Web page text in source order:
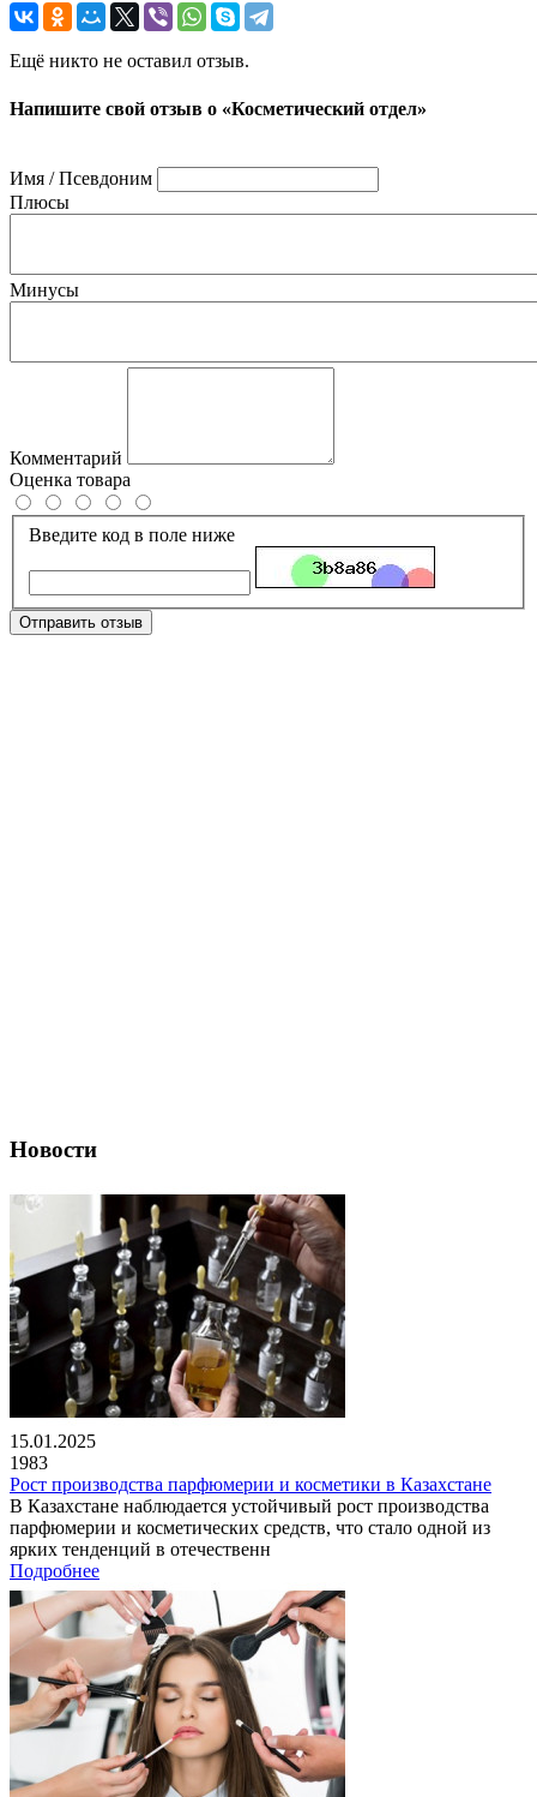
Ещё никто не оставил отзыв.
Напишите свой отзыв о «Косметический отдел»
Имя / Псевдоним
Плюсы
Минусы
Комментарий
Оценка товара
Введите код в поле ниже
Отправить отзыв
Новости
15.01.2025
1983
Рост производства парфюмерии и косметики в Казахстане
В Казахстане наблюдается устойчивый рост производства
парфюмерии и косметических средств, что стало одной из
ярких тенденций в отечественн
Подробнее